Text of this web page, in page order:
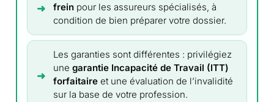
frein pour les assureurs spécialisés, à
condition de bien préparer votre dossier.
Les garanties sont différentes : privilégiez
unegarantie Incapacité de Travail (ITT)
forfaitaire et une évaluation de l’invalidité
sur la base de votre profession.